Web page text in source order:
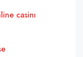
casinı